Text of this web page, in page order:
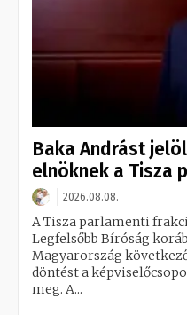
Baka Andrást
elnöknek a Tisza
2026.08.08.
A Tisza parlamenti
Legfelsőbb Bíróság
Magyarország
döntést a
meg. A...